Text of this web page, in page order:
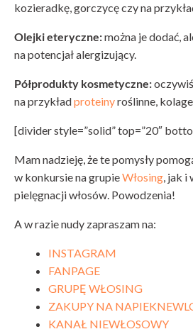
kozieradkę, gorczycę czy na
Olejki eteryczne:można je dodać,
na potencjał alergizujący.
Półprodukty kosmetyczne:
na przykładproteinyroślinne,
[divider style=”solid” top=”20″
Mam nadzieję, że te pomysły
w konkursie na grupieWłosing, jak i
pielęgnacji włosów. Powodzenia!
A w razie nudy zapraszam na:
INSTAGRAM
FANPAGE
GRUPĘ WŁOSING
ZAKUPY NA
KANAŁ NIEWŁOSOWY